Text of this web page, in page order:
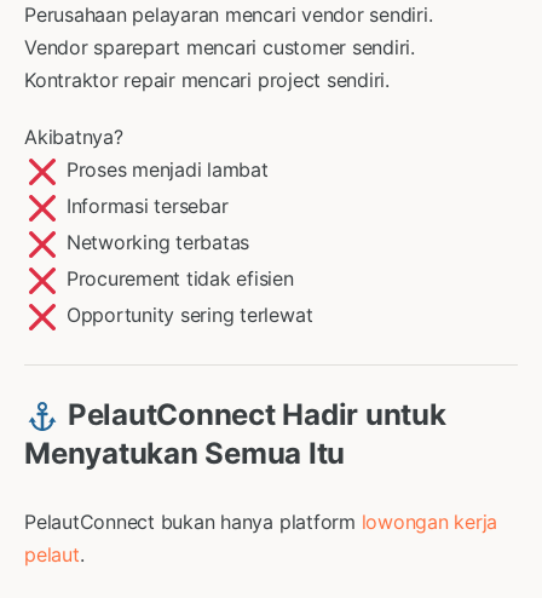
Perusahaan pelayaran mencari vendor sendiri.
Vendor sparepart mencari customer sendiri.
Kontraktor repair mencari project sendiri.
Akibatnya?
Proses menjadi lambat
Informasi tersebar
Networking terbatas
Procurement tidak efisien
Opportunity sering terlewat
PelautConnect Hadir untuk
Menyatukan Semua Itu
PelautConnect bukan hanya platform lowongan kerja
pelaut.